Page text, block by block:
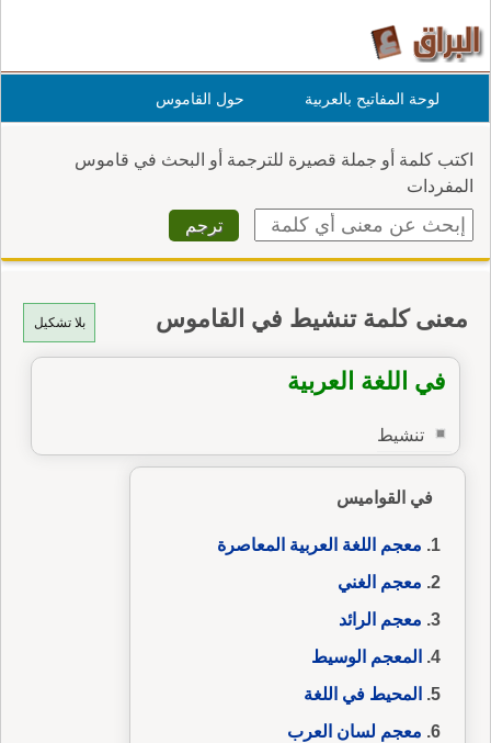
لوحة المفاتيح بالعربية حول القاموس
اكتب كلمة أو جملة قصيرة للترجمة أو البحث في قاموس
المفردات
بلا تشكيل معنى كلمة تنشيط في القاموس
في اللغة العربية
تنشيط
في القواميس
معجم اللغة العربية المعاصرة
معجم الغني
معجم الرائد
المعجم الوسيط
المحيط في اللغة
معجم لسان العرب